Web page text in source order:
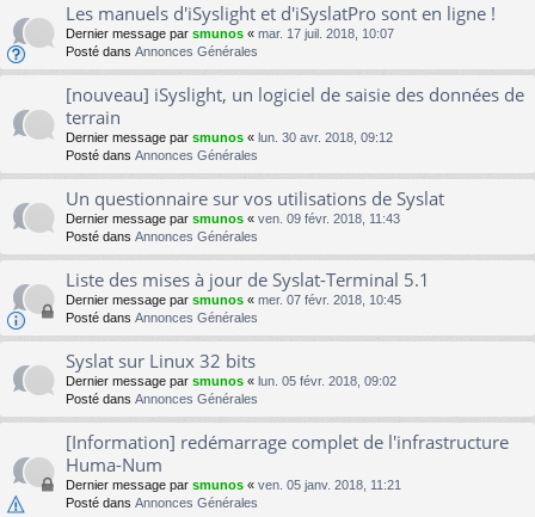
Les manuels d'iSyslight et d'iSyslatPro sont en ligne !
Dernier message par smunos « mar. 17 juil. 2018, 10:07
Posté dans Annonces Générales
[nouveau] iSyslight, un logiciel de saisie des données de
terrain
Dernier message par smunos « lun. 30 avr. 2018, 09:12
Posté dans Annonces Générales
Un questionnaire sur vos utilisations de Syslat
Dernier message par smunos « ven. 09 févr. 2018, 11:43
Posté dans Annonces Générales
Liste des mises à jour de Syslat-Terminal 5.1
Dernier message par smunos « mer. 07 févr. 2018, 10:45
Posté dans Annonces Générales
Syslat sur Linux 32 bits
Dernier message par smunos « lun. 05 févr. 2018, 09:02
Posté dans Annonces Générales
[Information] redémarrage complet de l'infrastructure
Huma-Num
Dernier message par smunos « ven. 05 janv. 2018, 11:21
Posté dans Annonces Générales